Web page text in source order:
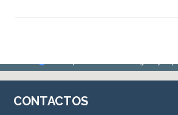
CONTACTOS